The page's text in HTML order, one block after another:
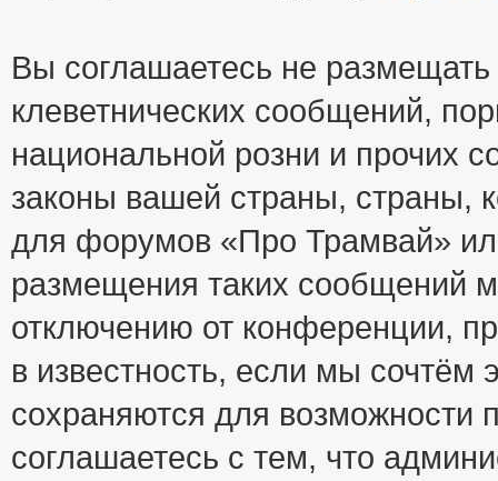
Вы соглашаетесь не
клеветнических сообщений,
национальной розни и прочих
законы вашей страны, страны,
для форумов «Про Трамвай»
размещения таких сообщений
отключению от конференции,
в известность, если мы
сохраняются для возможности
соглашаетесь с тем, что